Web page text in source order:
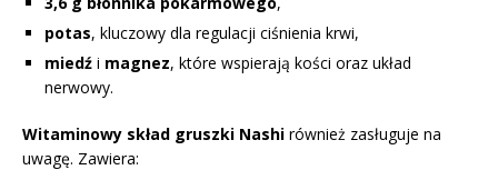
potas, kluczowy dla regulacji ciśnienia krwi,
miedź i magnez, które wspierają kości oraz układ
nerwowy.
Witaminowy skład gruszki Nashi również zasługuje na
uwagę. Zawiera: